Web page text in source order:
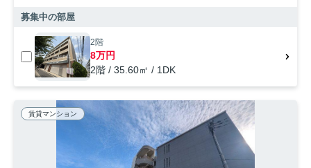
募集中の部屋
2階
8万円
2階 / 35.60㎡ / 1DK
賃貸マンション